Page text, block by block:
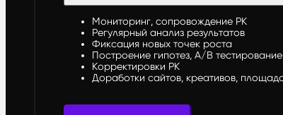
Мониторинг, сопровождение РК
Регулярный анализ результатов
Фиксация новых точек роста
Построение гипотез, A/B тестирование
Корректировки РК
Доработки сайтов, креативов,